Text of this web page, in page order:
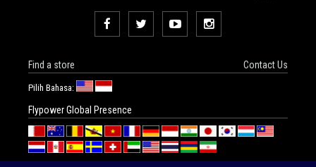
Find a store Contact Us
Pilih Bahasa:
Flypower Global Presence